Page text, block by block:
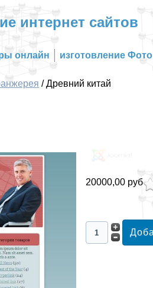
интернет сайтов
онлайн изготовление Фото
/Древний китай
20000,00 руб